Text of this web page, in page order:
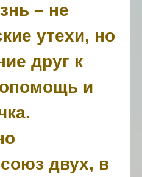
– не
утехи, но
друг к
и
двух, в